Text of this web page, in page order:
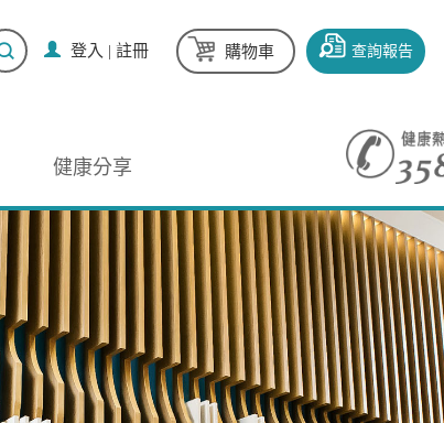
查詢報告
購物車
登入 | 註冊
健康分享